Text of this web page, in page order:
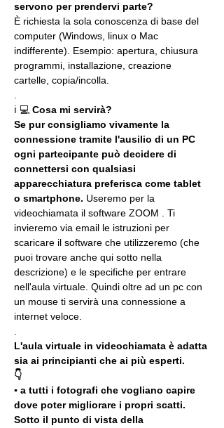
servono per prendervi parte?
È richiesta la sola conoscenza di base del
computer (Windows, linux o Mac
indifferente). Esempio: apertura, chiusura
programmi, installazione, creazione
cartelle, copia/incolla.
ℹ 💻 Cosa mi servirà?
Se pur consigliamo vivamente la
connessione tramite l'ausilio di un PC
ogni partecipante può decidere di
connettersi con qualsiasi
apparecchiatura preferisca come tablet
o smartphone. Useremo per la
videochiamata il software ZOOM . Ti
invieremo via email le istruzioni per
scaricare il software che utilizzeremo (che
puoi trovare anche qui sotto nella
descrizione) e le specifiche per entrare
nell'aula virtuale. Quindi oltre ad un pc con
un mouse ti servirà una connessione a
internet veloce.
L'aula virtuale in videochiamata è adatta
sia ai principianti che ai più esperti.
👇
▪️ a tutti i fotografi che vogliano capire
dove poter migliorare i propri scatti.
Sotto il punto di vista della